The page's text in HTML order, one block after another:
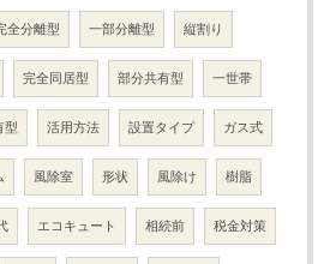
全分離型 一部分離型 縦割り
完全同居型 部分共有型 一世帯
型 活用方法 設置タイプ ガス式
風除室 形状 風除け 樹脂
エコキュート 相続前 税金対策